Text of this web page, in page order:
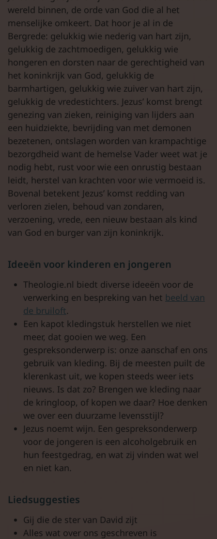
wereld binnen, de orde van God die al het
menselijke omkeert. Dat hoor je al in de
Bergrede: gelukkig wie nederig van hart zijn,
gelukkig de zachtmoedigen, gelukkig wie
hongeren en dorsten naar de gerechtigheid van
het koninkrijk van God, gelukkig de
barmhartigen, gelukkig wie zuiver van hart zijn,
gelukkig de vredestichters. Jezus’ komst brengt
genezing van zieken, reiniging van lijders aan
een huidziekte, bevrijding van met demonen
bezetenen, ontslagen worden van krampachtige
bezorgdheid want de hemelse Vader weet wat je
nodig hebt, rust voor wie een onrustig bestaan
leidt, herstel van krachten voor wie vermoeid is.
Bovenal betekent Jezus’ komst redding van
verloren zielen, behoud van zondaren,
verzoening, vrede, een nieuw bestaan als kind
van God en burger van zijn koninkrijk.
Ideeën voor kinderen en jongeren
Theologie.nl biedt diverse ideeën voor de
verwerking en bespreking van het beeld van
de bruiloft.
Een kapot kledingstuk herstellen we niet
meer, dat gooien we weg. Een
gespreksonderwerp is: onze aanschaf en ons
gebruik van kleding. Bij de meesten puilt de
klerenkast uit, we kopen steeds weer iets
nieuws. Is dat zo? Brengen we kleding naar
de kringloop, of kopen we daar? Hoe denken
we over een duurzame levensstijl?
Jezus noemt wijn. Een gespreksonderwerp
voor de jongeren is een alcoholgebruik en
hun feestgedrag, en wat zij vinden wat wel
en niet kan.
Liedsuggesties
Gij die de ster van David zijt
Alles wat over ons geschreven is